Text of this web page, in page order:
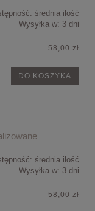
średnia ilość
Wysyłka w: 3 dni
58,00 zł
DO KOSZYKA
średnia ilość
Wysyłka w: 3 dni
58,00 zł